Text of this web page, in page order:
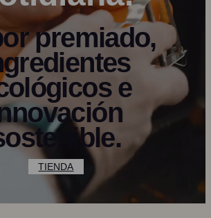
premiado,
e
TIENDA